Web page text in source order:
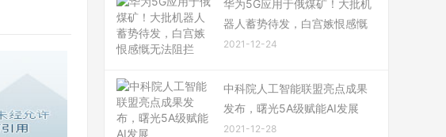
华为5G应用于俄煤矿！大批机
器人蓄势待发，白宫嫉恨感慨
2021-12-24
中科院人工智能联盟亮点成果
发布，曙光5A级赋能AI发展
2021-12-28